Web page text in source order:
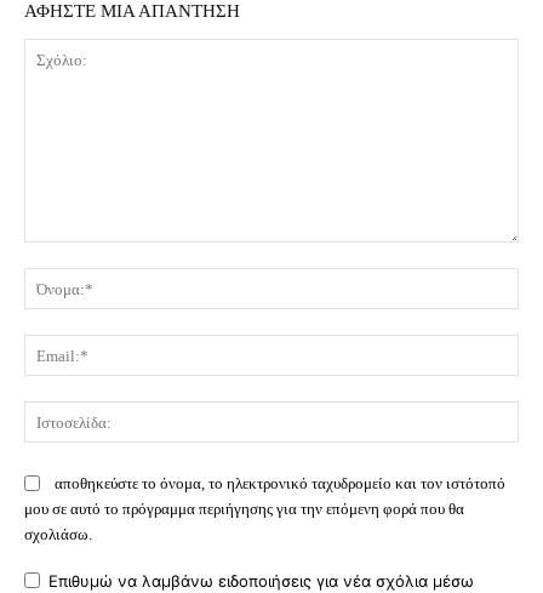
ΑΦΗΣΤΕ ΜΙΑ ΑΠΑΝΤΗΣΗ
αποθηκεύστε το όνομα, το ηλεκτρονικό ταχυδρομείο και τον ιστότοπό
μου σε αυτό το πρόγραμμα περιήγησης για την επόμενη φορά που θα
σχολιάσω.
Επιθυμώ να λαμβάνω ειδοποιήσεις για νέα σχόλια μέσω